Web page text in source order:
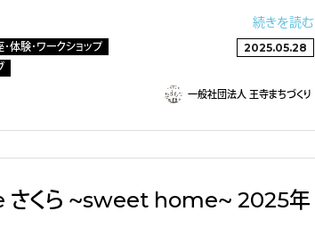
続きを読む
体験・ワークショップ
2025.05.28
一般社団法人 王寺まちづくり
くら 〜sweet home〜 2025年